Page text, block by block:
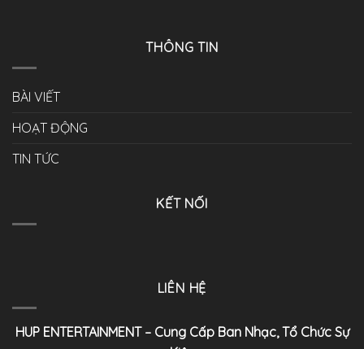
THÔNG TIN
BÀI VIẾT
HOẠT ĐỘNG
TIN TỨC
KẾT NỐI
LIÊN HỆ
HUP ENTERTAINMENT – Cung Cấp Ban Nhạc, Tổ Chức Sự